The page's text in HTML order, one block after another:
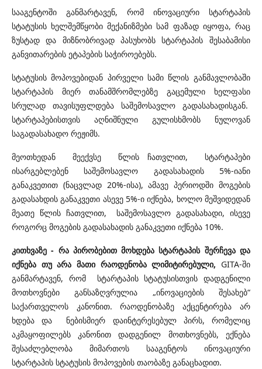
სააგენტოში განმარტავენ, რომ ინოვაციური სტარტაპის
სტატუსის ხელშემწყობი მექანიზმები სამ ფაზად იყოფა, რაც
ზუსტად და მიზნობრივად პასუხობს სტარტაპის შესაბამისი
განვითარების ეტაპების საჭიროებებს.
სტატუსის მოპოვებიდან პირველი სამი წლის განმავლობაში
სტარტაპის მიერ თანამშრომლებზე გაცემული ხელფასი
სრულად თავისუფლდება საშემოსავლო გადასახადისგან.
სტარტაპებისთვის აღნიშნული გულისხმობს ნულოვან
საგადასახადო რეჟიმს.
მეოთხედან მეექვსე წლის ჩათვლით, სტარტაპები
ისარგებლებენ საშემოსავლო გადასახადის 5%-იანი
განაკვეთით (ნაცვლად 20%-ისა), ამავე პერიოდში მოგების
გადასახდის განაკვეთი ასევე 5%-ი იქნება, ხოლო მეშვიდედან
მეათე წლის ჩათვლით, საშემოსავლო გადასახადი, ისევე
როგორც მოგების გადასახადის განაკვეთი იქნება 10%.
კითხვაზე - რა პირობებით მოხდება სტარტაპის შერჩევა და
იქნება თუ არა მათი რაოდენობა ლიმიტირებული, GITA-ში
განმარტავენ, რომ სტარტაპის სტატუსისთვის დადგენილი
მოთხოვნები განსაზღვრულია „ინოვაციების შესახებ“
საქართველოს კანონით. რაოდენობაზე აქცენტირება არ
ხდება და ნებისმიერ დაინტერესებულ პირს, რომელიც
აკმაყოფილებს კანონით დადგენილ მოთხოვნებს, ექნება
შესაძლებლობა მიმართოს სააგენტოს ინოვაციური
სტარტაპის სტატუსის მოპოვების თაობაზე განაცხადით.